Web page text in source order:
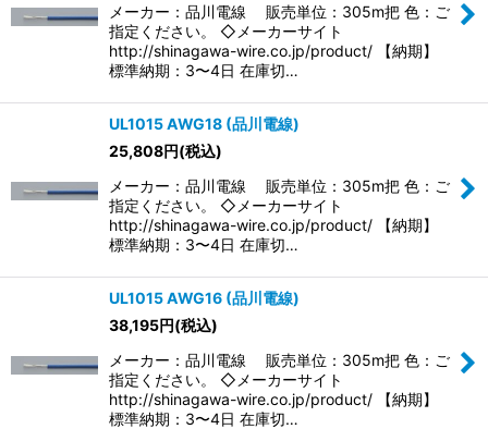
メーカー：品川電線 販売単位：305m把 色：ご
指定ください。 ◇メーカーサイト
http://shinagawa-wire.co.jp/product/ 【納期】
標準納期：3〜4日 在庫切…
UL1015 AWG18 (品川電線)
25,808円(税込)
メーカー：品川電線 販売単位：305m把 色：ご
指定ください。 ◇メーカーサイト
http://shinagawa-wire.co.jp/product/ 【納期】
標準納期：3〜4日 在庫切…
UL1015 AWG16 (品川電線)
38,195円(税込)
メーカー：品川電線 販売単位：305m把 色：ご
指定ください。 ◇メーカーサイト
http://shinagawa-wire.co.jp/product/ 【納期】
標準納期：3〜4日 在庫切…